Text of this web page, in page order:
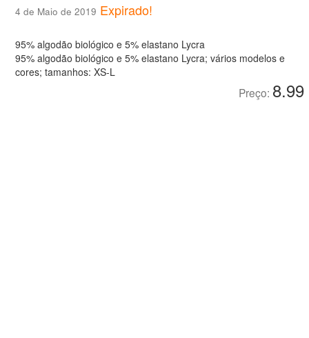
4 de Maio de 2019 Expirado!
95% algodão biológico e 5% elastano Lycra
95% algodão biológico e 5% elastano Lycra; vários modelos e
cores; tamanhos: XS-L
Preço: 8.99